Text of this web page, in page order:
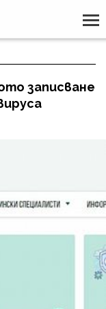
записване